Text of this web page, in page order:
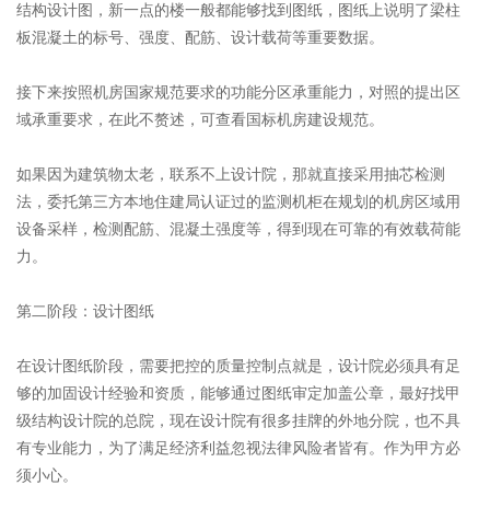
结构设计图，新一点的楼一般都能够找到图纸，图纸上说明了梁柱
板混凝土的标号、强度、配筋、设计载荷等重要数据。
接下来按照机房国家规范要求的功能分区承重能力，对照的提出区
域承重要求，在此不赘述，可查看国标机房建设规范。
如果因为建筑物太老，联系不上设计院，那就直接采用抽芯检测
法，委托第三方本地住建局认证过的监测机柜在规划的机房区域用
设备采样，检测配筋、混凝土强度等，得到现在可靠的有效载荷能
力。
第二阶段：设计图纸
在设计图纸阶段，需要把控的质量控制点就是，设计院必须具有足
够的加固设计经验和资质，能够通过图纸审定加盖公章，最好找甲
级结构设计院的总院，现在设计院有很多挂牌的外地分院，也不具
有专业能力，为了满足经济利益忽视法律风险者皆有。作为甲方必
须小心。